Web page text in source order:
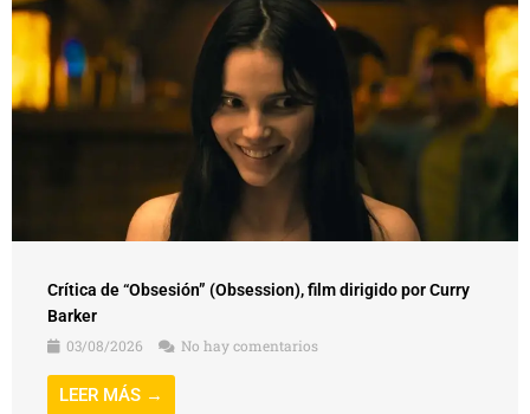
Crítica de “Obsesión” (Obsession), film dirigido por Curry
Barker
03/08/2026
No hay comentarios
LEER MÁS →